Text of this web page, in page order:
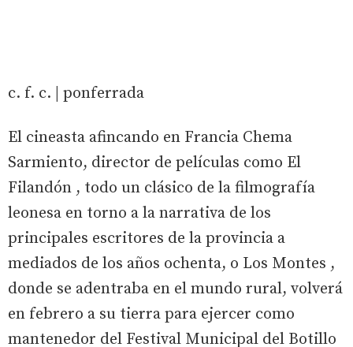
c. f. c. | ponferrada
El cineasta afincando en Francia Chema
Sarmiento, director de películas como El
Filandón , todo un clásico de la filmografía
leonesa en torno a la narrativa de los
principales escritores de la provincia a
mediados de los años ochenta, o Los Montes ,
donde se adentraba en el mundo rural, volverá
en febrero a su tierra para ejercer como
mantenedor del Festival Municipal del Botillo